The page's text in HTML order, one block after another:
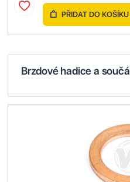
PŘIDAT DO KOŠÍKU
Brzdové hadice a